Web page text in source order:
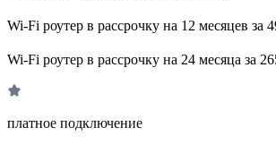
Wi-Fi роутер в рассрочку на 12 месяцев за
Wi-Fi роутер в рассрочку на 24 месяца за
платное подключение